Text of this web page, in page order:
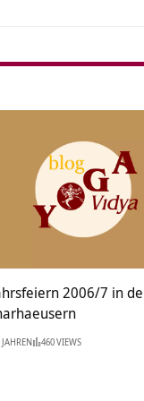
2006/7 in
460 VIEWS